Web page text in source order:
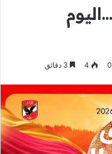
0
4